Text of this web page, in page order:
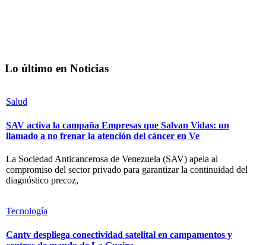
Lo último en Noticias
Salud
SAV activa la campaña Empresas que Salvan Vidas: un
llamado a no frenar la atención del cáncer en Ve
La Sociedad Anticancerosa de Venezuela (SAV) apela al
compromiso del sector privado para garantizar la continuidad del
diagnóstico precoz,
Tecnología
Cantv despliega conectividad satelital en campamentos y